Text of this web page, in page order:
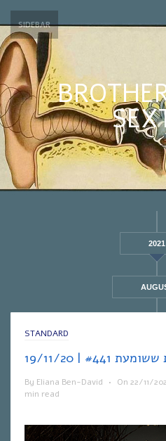
SIDEBAR
2021
STANDARD
By Eliana Ben-David • On 22/11/
min read